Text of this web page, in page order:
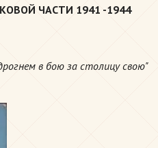
ЧАСТИ 1941 -1944
в бою за столицу свою"